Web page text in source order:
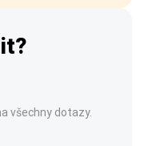
všechny dotazy.